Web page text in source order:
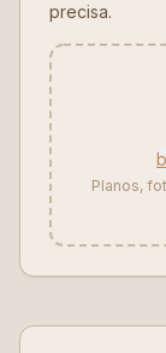
precisa.
Planos,